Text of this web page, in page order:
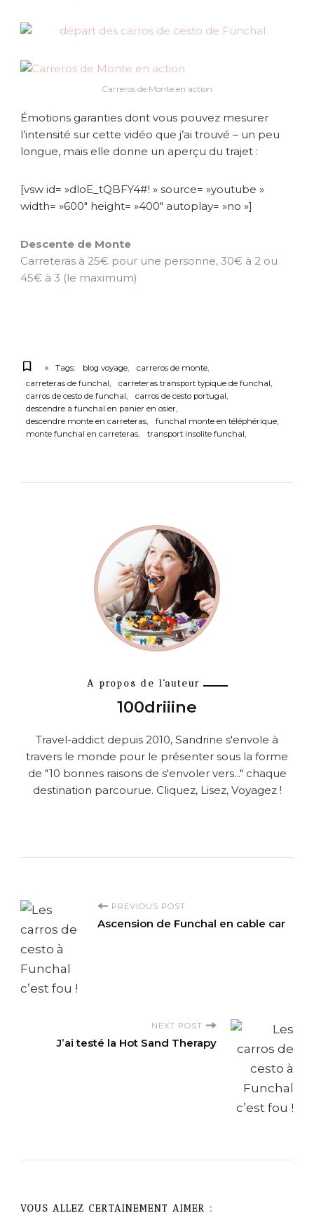
Carreros de Monte en action
Émotions garanties dont vous pouvez mesurer
l’intensité sur cette vidéo que j’ai trouvé – un peu
longue, mais elle donne un aperçu du trajet :
[vsw id= »dloE_tQBFY4#! » source= »youtube »
width= »600″ height= »400″ autoplay= »no »]
Descente de Monte
Carreteras à 25€ pour une personne, 30€ à 2 ou
45€ à 3 (le maximum)
Tags: blog voyage
carreros de monte
carreteras de funchal
carreteras transport typique de funchal
carros de cesto de funchal
carros de cesto portugal
descendre à funchal en panier en osier
descendre monte en carreteras
funchal monte en téléphérique
monte funchal en carreteras
transport insolite funchal
A propos de l'auteur
100driiine
Travel-addict depuis 2010, Sandrine s'envole à
travers le monde pour le présenter sous la forme
de "10 bonnes raisons de s'envoler vers..." chaque
destination parcourue. Cliquez, Lisez, Voyagez !
P
o
s
a
PREVIOUS POST
Ascension de Funchal en cable car
NEXT POST
J’ai testé la Hot Sand Therapy
VOUS ALLEZ CERTAINEMENT AIMER :